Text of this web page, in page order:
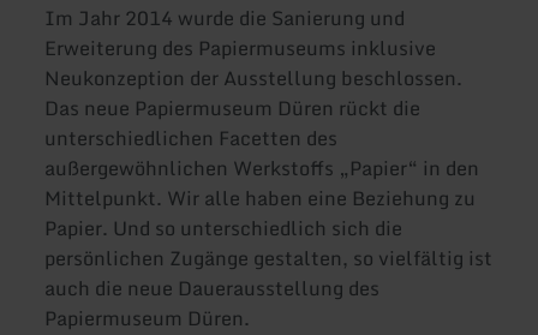
Im Jahr 2014 wurde die Sanierung und
Erweiterung des Papiermuseums inklusive
Neukonzeption der Ausstellung beschlossen.
Das neue Papiermuseum Düren rückt die
unterschiedlichen Facetten des
außergewöhnlichen Werkstoffs „Papier“ in den
Mittelpunkt. Wir alle haben eine Beziehung zu
Papier. Und so unterschiedlich sich die
persönlichen Zugänge gestalten, so vielfältig ist
auch die neue Dauerausstellung des
Papiermuseum Düren.